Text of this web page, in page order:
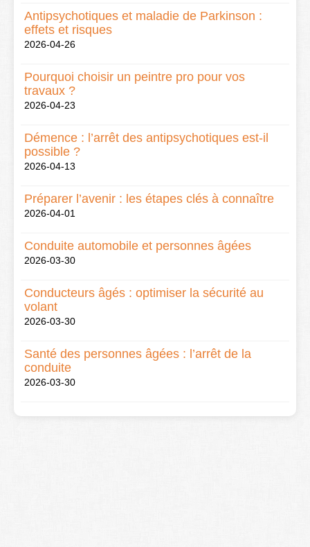
Antipsychotiques et maladie de Parkinson :
effets et risques
2026-04-26
Pourquoi choisir un peintre pro pour vos
travaux ?
2026-04-23
Démence : l’arrêt des antipsychotiques est-il
possible ?
2026-04-13
Préparer l’avenir : les étapes clés à connaître
2026-04-01
Conduite automobile et personnes âgées
2026-03-30
Conducteurs âgés : optimiser la sécurité au
volant
2026-03-30
Santé des personnes âgées : l’arrêt de la
conduite
2026-03-30